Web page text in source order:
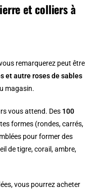
et colliers à
remarquerez peut être
et autre roses de sables
magasin.
vous attend. Des 100
formes (rondes, carrés,
pour former des
de tigre, corail, ambre,
vous pourrez acheter